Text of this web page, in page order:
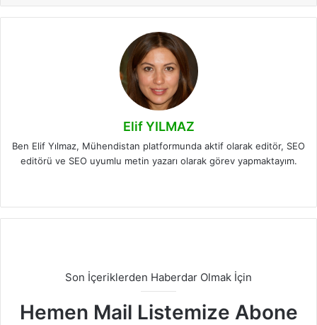
Elif YILMAZ
Ben Elif Yılmaz, Mühendistan platformunda aktif olarak editör, SEO
editörü ve SEO uyumlu metin yazarı olarak görev yapmaktayım.
Son İçeriklerden Haberdar Olmak İçin
Hemen Mail Listemize Abone